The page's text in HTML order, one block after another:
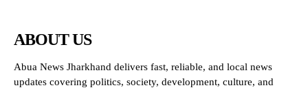
ABOUT US
Abua News Jharkhand delivers fast, reliable, and local news
updates covering politics, society, development, culture, and